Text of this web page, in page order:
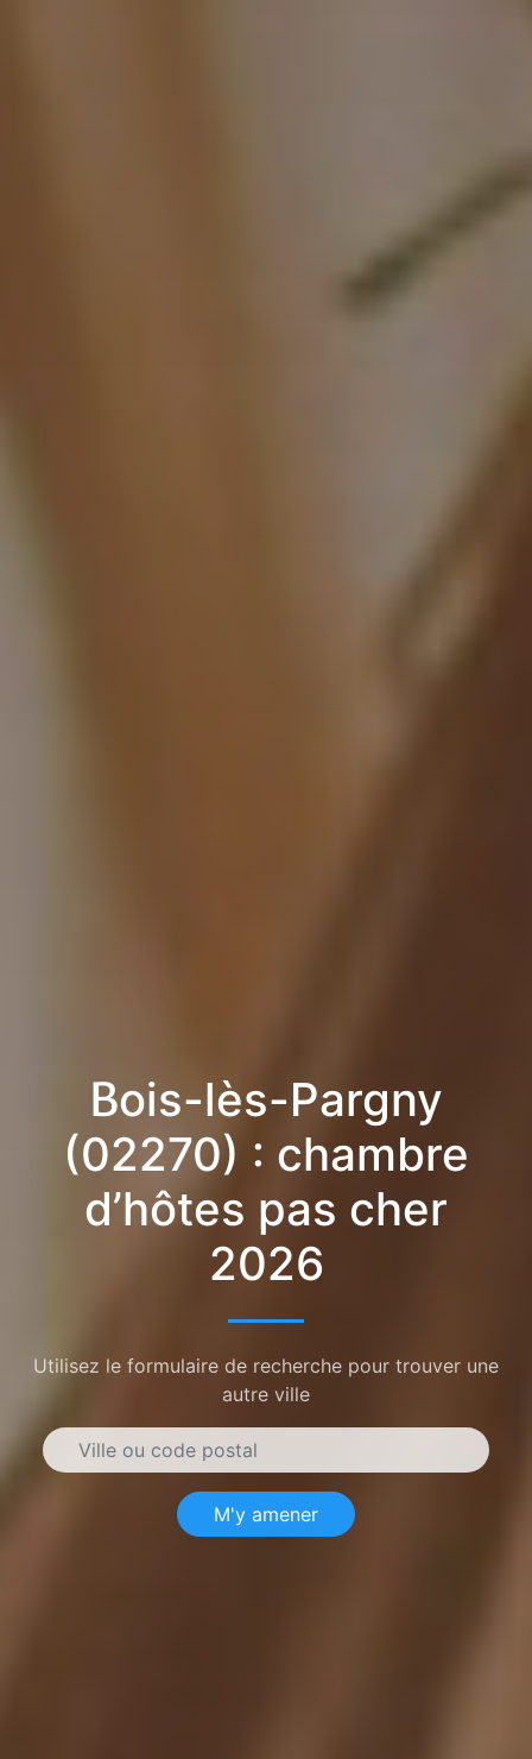
Bois-lès-Pargny
(02270) : chambre
d’hôtes pas cher
2026
Utilisez le formulaire de recherche pour trouver une
autre ville
M'y amener